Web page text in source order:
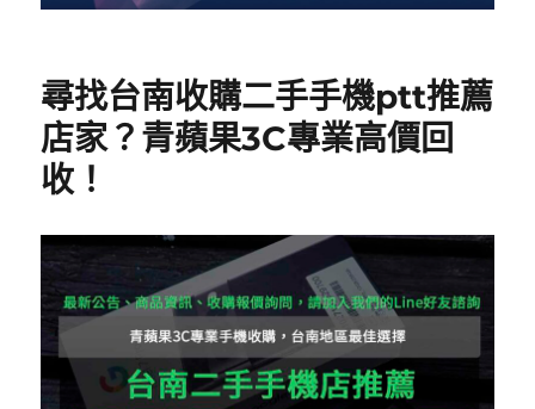
尋找台南收購二手手機ptt推薦
店家？青蘋果3C專業高價回
收！